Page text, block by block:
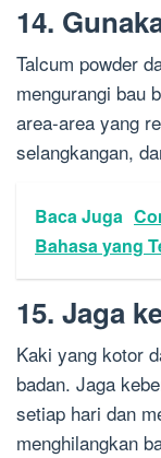
14.
Talcum powder
mengurangi bau
area-area yang
selangkangan,
Baca Juga
Bahasa yang
15. Jaga
Kaki yang kotor
badan. Jaga
setiap hari dan
menghilangkan